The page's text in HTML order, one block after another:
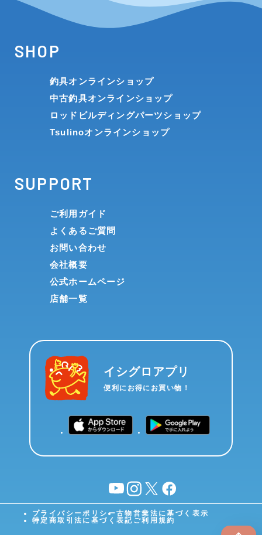
SHOP
釣具オンラインショップ
中古釣具オンラインショップ
ロッドビルディングパーツショップ
Tsulinoオンラインショップ
SUPPORT
ご利用ガイド
よくあるご質問
お問い合わせ
会社概要
公式ホームページ
店舗一覧
イシグロアプリ
便利にお得にお買い物！
YouTubeinstagram
X facebook
プライバシーポリシー古物営業法に基づく表示
特定商取引法に基づく表記 ご利用規約